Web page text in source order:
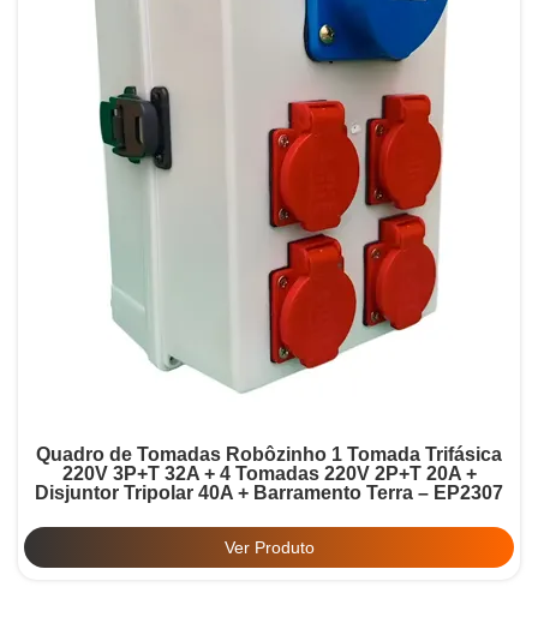
Quadro de Tomadas Robôzinho 1 Tomada Trifásica
220V 3P+T 32A + 4 Tomadas 220V 2P+T 20A +
Disjuntor Tripolar 40A + Barramento Terra – EP2307
Ver Produto